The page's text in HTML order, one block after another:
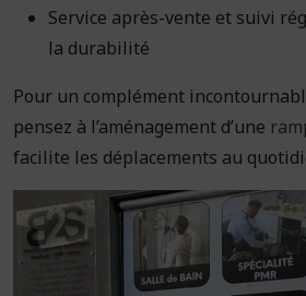
Service après-vente et suivi
la durabilité
Pour un complément
pensez à l’aménagement d’une
facilite les déplacements au